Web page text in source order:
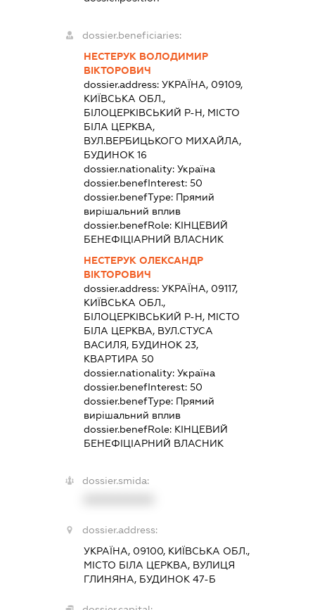
dossier.beneficiaries:
НЕСТЕРУК ВОЛОДИМИР
ВІКТОРОВИЧ
dossier.address:УКРАЇНА, 09109,
КИЇВСЬКА ОБЛ.,
БІЛОЦЕРКІВСЬКИЙ Р-Н, МІСТО
БІЛА ЦЕРКВА,
ВУЛ.ВЕРБИЦЬКОГО МИХАЙЛА,
БУДИНОК 16
dossier.nationality:Україна
dossier.benefInterest:50
dossier.benefType: Прямий
вирішальний вплив
dossier.benefRole: КІНЦЕВИЙ
БЕНЕФІЦІАРНИЙ ВЛАСНИК
НЕСТЕРУК ОЛЕКСАНДР
ВІКТОРОВИЧ
dossier.address:УКРАЇНА, 09117,
КИЇВСЬКА ОБЛ.,
БІЛОЦЕРКІВСЬКИЙ Р-Н, МІСТО
БІЛА ЦЕРКВА, ВУЛ.СТУСА
ВАСИЛЯ, БУДИНОК 23,
КВАРТИРА 50
dossier.nationality:Україна
dossier.benefInterest:50
dossier.benefType: Прямий
вирішальний вплив
dossier.benefRole: КІНЦЕВИЙ
БЕНЕФІЦІАРНИЙ ВЛАСНИК
dossier.smida:
dossier.address:
УКРАЇНА, 09100, КИЇВСЬКА ОБЛ.,
МІСТО БІЛА ЦЕРКВА, ВУЛИЦЯ
ГЛИНЯНА, БУДИНОК 47-Б